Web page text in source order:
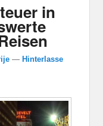
in
— Hinterlasse